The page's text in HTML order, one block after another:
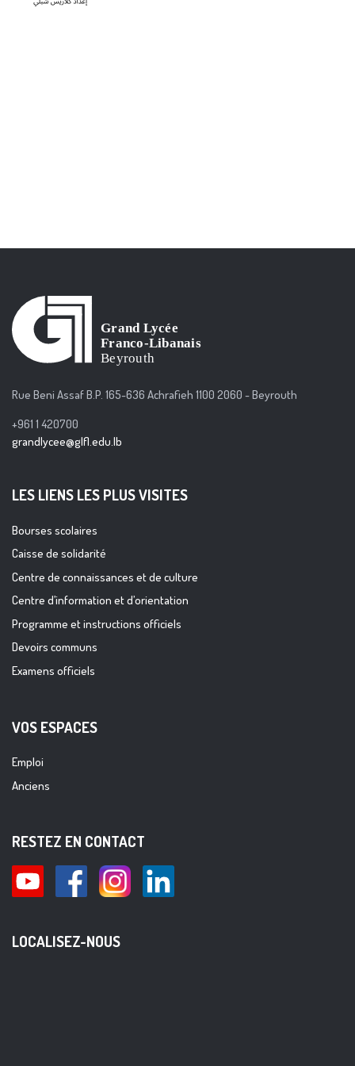
Rue Beni Assaf B.P. 165-636 Achrafieh 1100 2060 - Beyrouth
+961 1 420700
grandlycee@glfl.edu.lb
LES LIENS LES PLUS VISITES
Bourses scolaires
Caisse de solidarité
Centre de connaissances et de culture
Centre d’information et d’orientation
Programme et instructions officiels
Devoirs communs
Examens officiels
VOS ESPACES
Emploi
Anciens
RESTEZ EN CONTACT
LOCALISEZ-NOUS